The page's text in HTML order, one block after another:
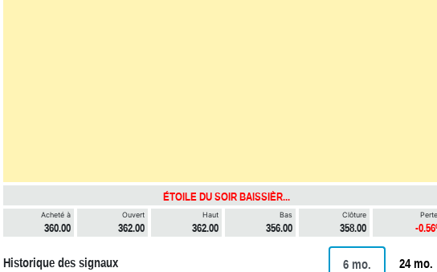
ÉTOILE DU SOIR BAISSIÈR...
Acheté à
360.00
Ouvert
362.00
Haut
362.00
Bas
356.00
Clôture
358.00 -
Historique des signaux 6 mo. 24 mo.